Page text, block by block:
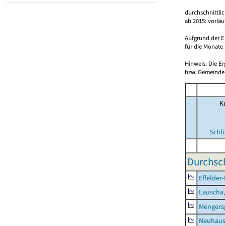
ab 2015:
Aufgrund der
für die Monate
Hinweis: Die
bzw.